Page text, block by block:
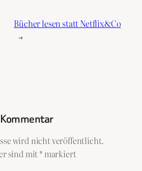
Bücher lesen statt Netflix&Co
→
wird nicht veröffentlicht.
sind mit* markiert